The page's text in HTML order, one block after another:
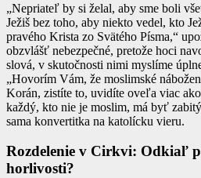
„Nepriateľ by si želal, aby sme boli
Ježiš bez toho, aby niekto vedel, kto
pravého Krista zo Svätého Písma,“
obzvlášť nebezpečné, pretože hoci
slová, v skutočnosti nimi myslíme
„Hovorím Vám, že moslimské
Korán, zistíte to, uvidíte oveľa viac
každý, kto nie je moslim, má byť
sama konvertitka na katolícku vieru.
Rozdelenie v Cirkvi: Odkiaľ
horlivosti?